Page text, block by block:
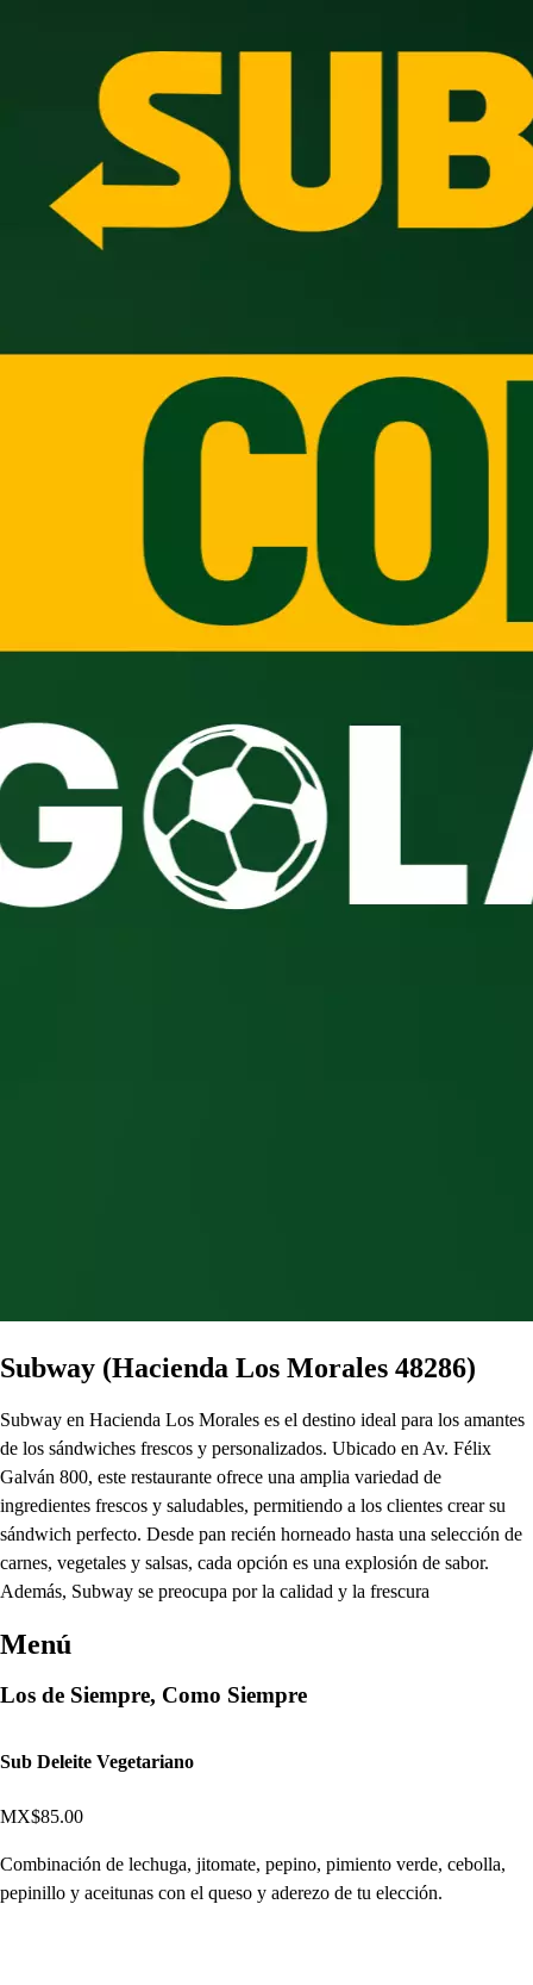
Subway (Hacienda Los Morales 48286)
Subway en Hacienda Los Morales es el destino ideal para los amantes
de los sándwiches frescos y personalizados. Ubicado en Av. Félix
Galván 800, este restaurante ofrece una amplia variedad de
ingredientes frescos y saludables, permitiendo a los clientes crear su
sándwich perfecto. Desde pan recién horneado hasta una selección de
carnes, vegetales y salsas, cada opción es una explosión de sabor.
Además, Subway se preocupa por la calidad y la frescura
Menú
Los de Siempre, Como Siempre
Sub Deleite Vegetariano
MX$85.00
Combinación de lechuga, jitomate, pepino, pimiento verde, cebolla,
pepinillo y aceitunas con el queso y aderezo de tu elección.